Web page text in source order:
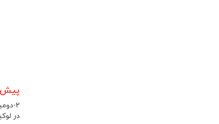
پیش
2-دومین پروژه ای که خدمت شما عزیزان معرفی میکنیم